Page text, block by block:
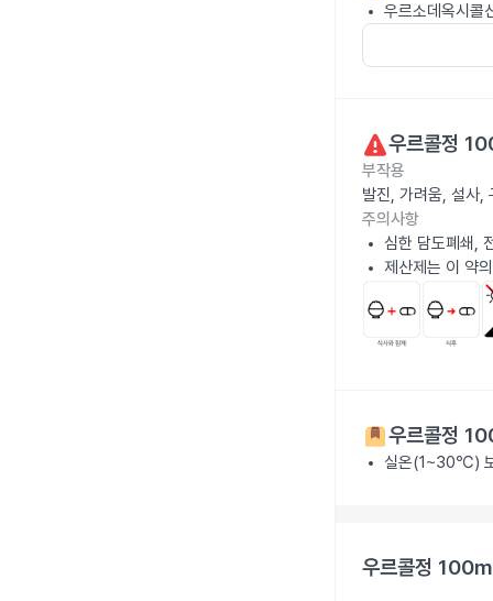
우르소데옥시
우르콜정
부작용
발진, 가려움, 설사,
주의사항
심한 담도폐쇄,
제산제는 이 약
우르콜정
실온(1~30℃)
우르콜정